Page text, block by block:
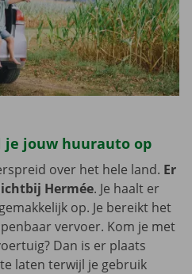
je jouw huurauto op
over het hele land. Er
Hermée. Je haalt er
op. Je bereikt het
vervoer. Kom je met
Dan is er plaats
laten terwijl je gebruik